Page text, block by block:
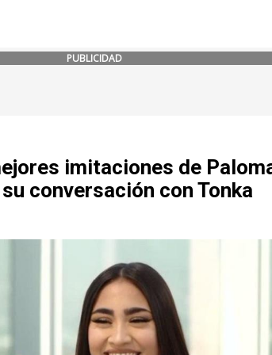
PUBLICIDAD
imitaciones de
conversación con Tonka